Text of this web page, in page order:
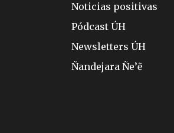
Noticias positivas
Pódcast ÚH
Newsletters ÚH
Ñandejara Ñe’ẽ